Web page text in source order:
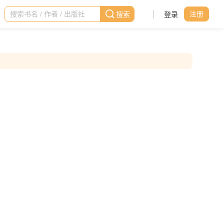
登录 注册